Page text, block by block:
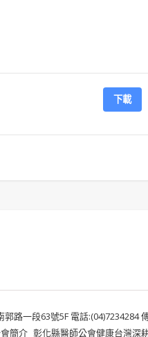
下載
路一段63號5F 電話:(04)7234284
簡介 彰化縣醫師公會健康台灣深